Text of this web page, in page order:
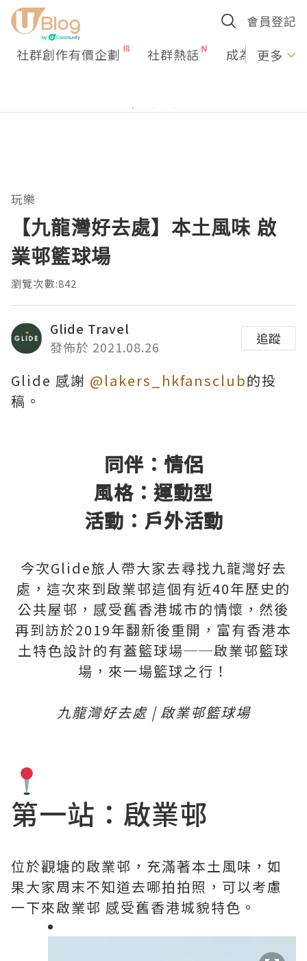
會員登記
社群創作有價企劃 社群熱話 成為U更多
玩樂
【九龍灣好去處】本土風味 啟
業邨籃球場
瀏覽次數:842
Glide Travel
發佈於 2021.08.26
追蹤
Glide 感謝 @lakers_hkfansclub的投
稿。
同伴：情侶
風格：運動型
活動：戶外活動
今次Glide旅人帶大家去尋找九龍灣好去
處，這次來到啟業邨這個有近40年歷史的
公共屋邨，感受舊香港城市的情懷，然後
再到訪於2019年翻新後重開，富有香港本
土特色設計的有蓋籃球場──啟業邨籃球
場，來一場籃球之行！
九龍灣好去處 | 啟業邨籃球場
第一站：啟業邨
位於觀塘的啟業邨，充滿著本土風味，如
果大家周末不知道去哪拍拍照，可以考慮
一下來啟業邨 感受舊香港城貌特色。